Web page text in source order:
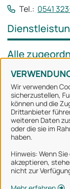
Wir verwenden
sicherzustellen,
können und die
Drittanbieter
weiteren Daten
oder die sie im
haben.
Hinweis: Wenn
akzeptieren,
nicht zur
Tel.: 0541
Alle
Stadt
Alle
Über uns